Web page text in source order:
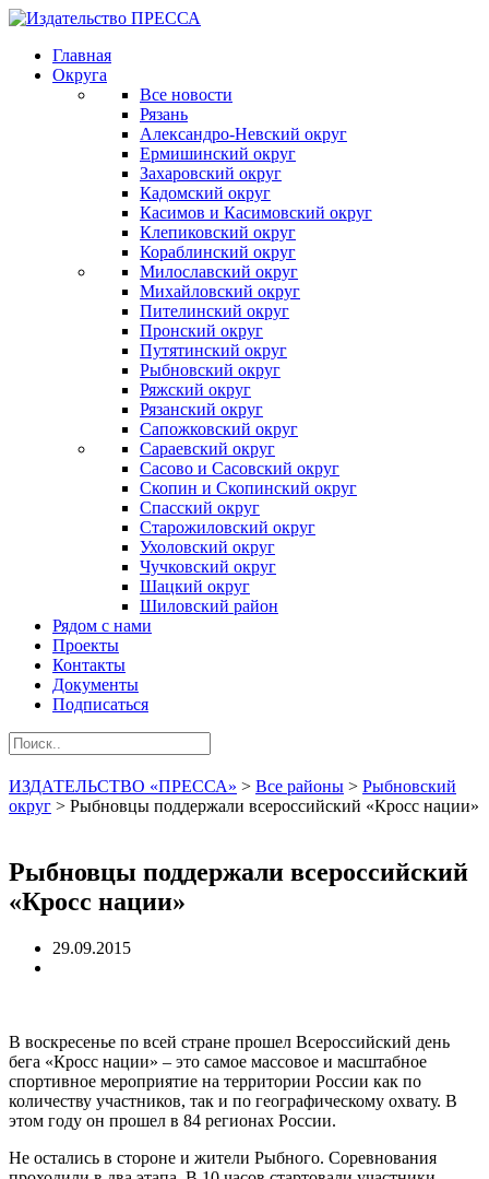
Главная
Округа
Все новости
Рязань
Александро-Невский округ
Ермишинский округ
Захаровский округ
Кадомский округ
Касимов и Касимовский округ
Клепиковский округ
Кораблинский округ
Милославский округ
Михайловский округ
Пителинский округ
Пронский округ
Путятинский округ
Рыбновский округ
Ряжский округ
Рязанский округ
Сапожковский округ
Сараевский округ
Сасово и Сасовский округ
Скопин и Скопинский округ
Спасский округ
Старожиловский округ
Ухоловский округ
Чучковский округ
Шацкий округ
Шиловский район
Рядом с нами
Проекты
Контакты
Документы
Подписаться
ИЗДАТЕЛЬСТВО «ПРЕССА» > Все районы > Рыбновский
округ > Рыбновцы поддержали всероссийский «Кросс нации»
Рыбновцы поддержали всероссийский
«Кросс нации»
29.09.2015
В воскресенье по всей стране прошел Всероссийский день
бега «Кросс нации» – это самое массовое и масштабное
спортивное мероприятие на территории России как по
количеству участников, так и по географическому охвату. В
этом году он прошел в 84 регионах России.
Не остались в стороне и жители Рыбного. Соревнования